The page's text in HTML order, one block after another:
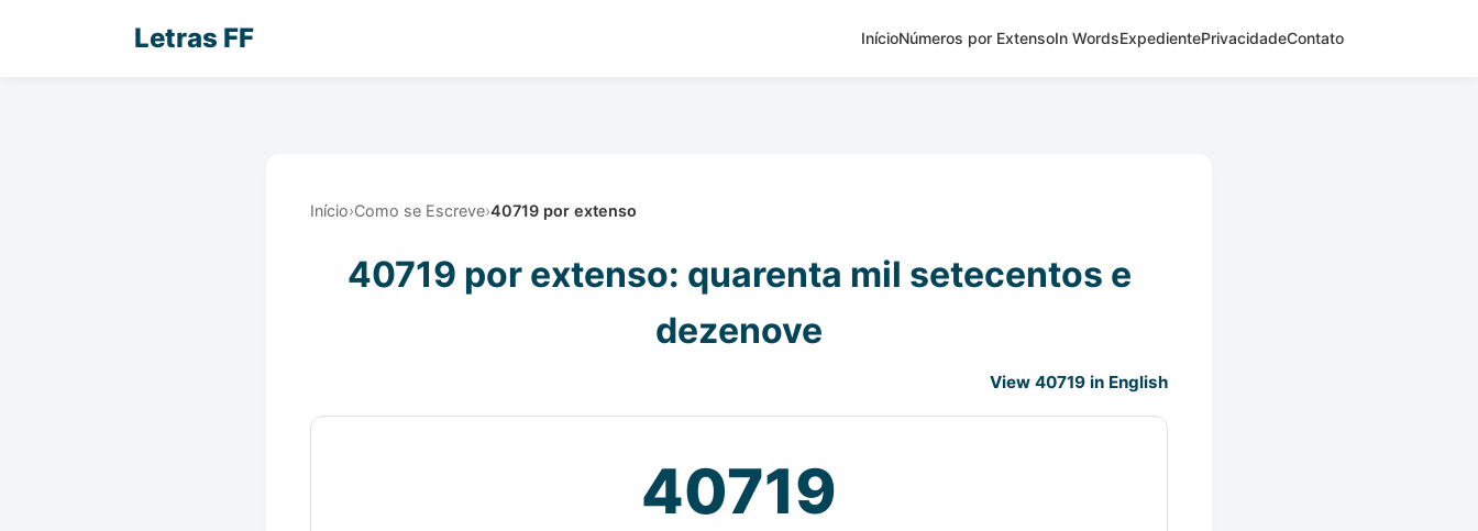
Letras FF InícioNúmeros por ExtensoIn WordsExpedientePrivacidadeContato
Início›Como se Escreve›40719 por extenso
40719 por extenso: quarenta mil setecentos e
dezenove
View 40719 in English
40719